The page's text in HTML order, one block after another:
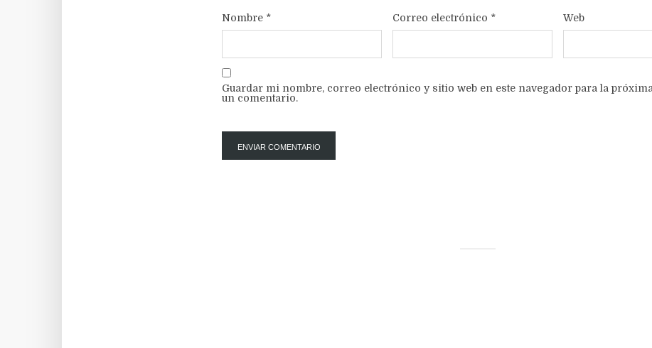
Nombre * Correo electrónico * Web
Guardar mi nombre, correo electrónico y sitio web en este navegador para la
un comentario.